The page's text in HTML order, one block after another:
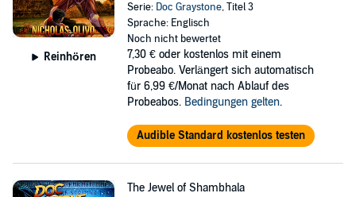
Reinhören
Serie: Doc Graystone, Titel 3
Sprache: Englisch
Noch nicht bewertet
7,30 € oder kostenlos mit einem
Probeabo. Verlängert sich automatisch
für 6,99 €/Monat nach Ablauf des
Probeabos. Bedingungen gelten.
Audible Standard kostenlos testen
The Jewel of Shambhala